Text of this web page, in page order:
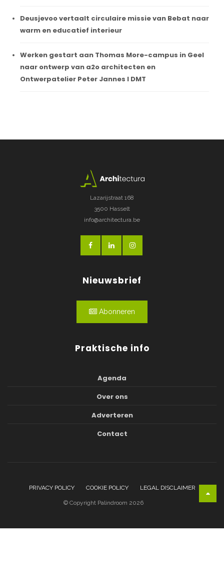
Deusjevoo vertaalt circulaire missie van Bebat naar
warm en educatief interieur
Werken gestart aan Thomas More-campus in Geel
naar ontwerp van a2o architecten en
Ontwerpatelier Peter Jannes I DMT
Lazarijstraat 168
3500 Hasselt
info@architectura.be
Nieuwsbrief
Abonneren
Praktische info
Agenda
Over ons
Adverteren
Contact
PRIVACY POLICY COOKIE POLICY LEGAL DISCLAIMER
© Copyright Palindroom 2026